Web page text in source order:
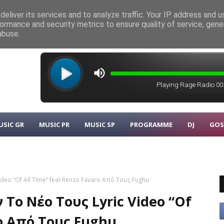
MUSIC GR
GR MUSIC PR MUSIC SP PROGRAMME DJ
“Of All Time” feat Renzo Favaro Από Τους Fughu
Νέο Τους Lyric Video “Of
its services and to analyze traffic. Your IP address and
and security metrics to ensure quality of service,